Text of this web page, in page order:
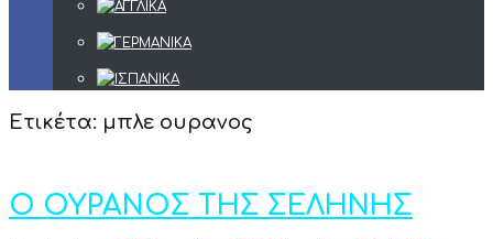
Ετικέτα: μπλε ουρανος
Ο ΟΥΡΑΝΟΣ ΤΗΣ ΣΕΛΗΝΗΣ